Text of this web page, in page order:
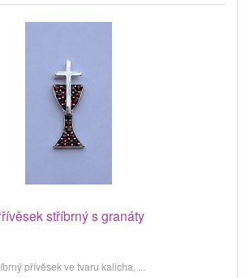
stříbrný s granáty
přívěsek ve tvaru kalicha, ...